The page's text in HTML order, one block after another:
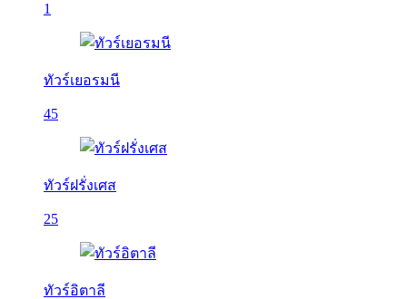
1
ทัวร์เยอรมนี
45
ทัวร์ฝรั่งเศส
25
ทัวร์อิตาลี